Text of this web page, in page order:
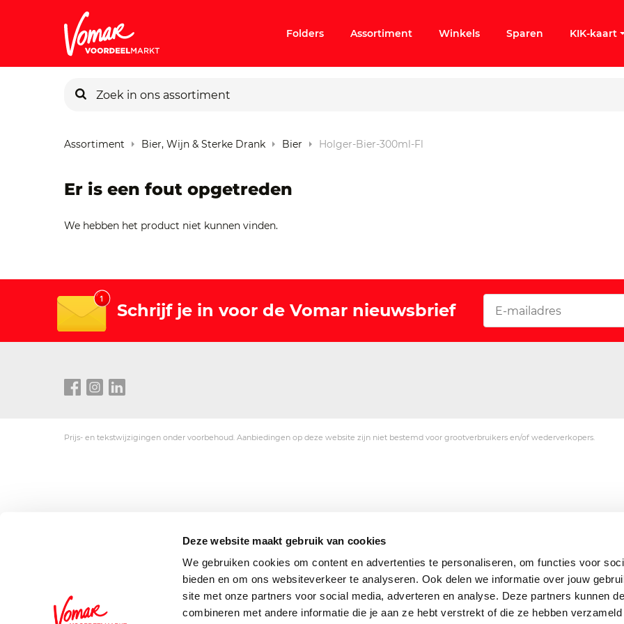
Deze website maakt gebruik van cookies
We gebruiken cookies om content en advertenties te personaliseren, om functies voor
bieden en om ons websiteverkeer te analyseren. Ook delen we informatie over jouw
site met onze partners voor social media, adverteren en analyse. Deze partners kunnen
combineren met andere informatie die je aan ze hebt verstrekt of die ze hebben
Pincode vergeten
Folders Assortiment Winkels Sparen KIK-kaart
Assortiment Bier, Wijn & Sterke Drank Bier Holger-Bier-300ml-Fl
Er is een fout opgetreden
We hebben het product niet kunnen vinden.
Schrijf je in voor de Vomar nieuwsbrief
Prijs- en tekstwijzigingen onder voorbehoud. Aanbiedingen op deze website zijn niet bestemd voor grootverbruikers en/of wederverkopers.